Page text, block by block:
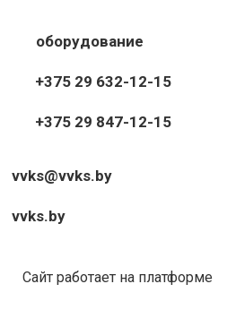
оборудование
+375 29 632-12-15
+375 29 847-12-15
vvks@vvks.by
vvks.by
Сайт работает на платформе